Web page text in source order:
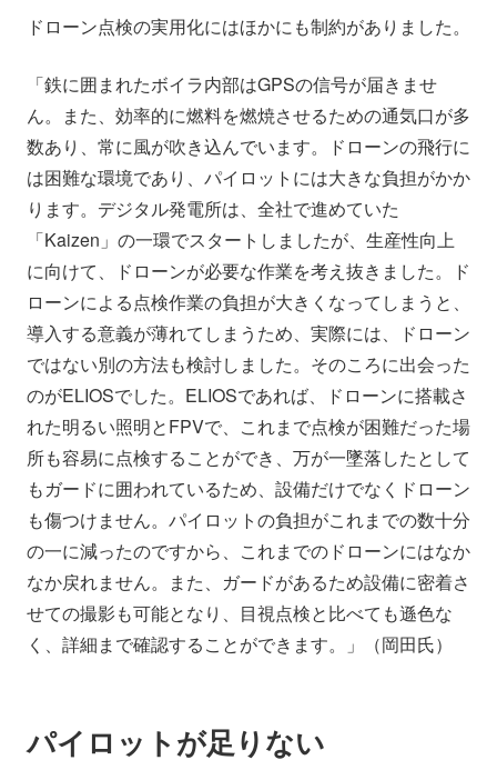
ドローン点検の実用化にはほかにも制約がありました。
「鉄に囲まれたボイラ内部はGPSの信号が届きませ
ん。また、効率的に燃料を燃焼させるための通気口が多
数あり、常に風が吹き込んでいます。ドローンの飛行に
は困難な環境であり、パイロットには大きな負担がかか
ります。デジタル発電所は、全社で進めていた
「Kaizen」の一環でスタートしましたが、生産性向上
に向けて、ドローンが必要な作業を考え抜きました。ド
ローンによる点検作業の負担が大きくなってしまうと、
導入する意義が薄れてしまうため、実際には、ドローン
ではない別の方法も検討しました。そのころに出会った
のがELIOSでした。ELIOSであれば、ドローンに搭載さ
れた明るい照明とFPVで、これまで点検が困難だった場
所も容易に点検することができ、万が一墜落したとして
もガードに囲われているため、設備だけでなくドローン
も傷つけません。パイロットの負担がこれまでの数十分
の一に減ったのですから、これまでのドローンにはなか
なか戻れません。また、ガードがあるため設備に密着さ
せての撮影も可能となり、目視点検と比べても遜色な
く、詳細まで確認することができます。」（岡田氏）
パイロットが足りない